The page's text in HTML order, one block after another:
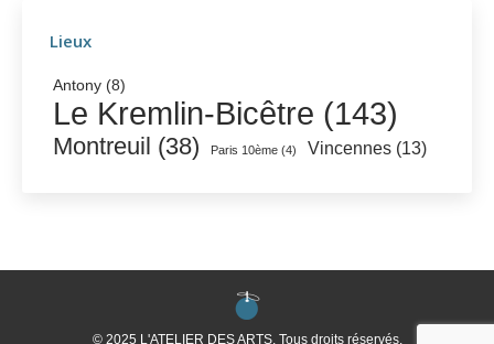
Lieux
Antony (8)
Le Kremlin-Bicêtre (143)
Montreuil (38) Paris 10ème (4) Vincennes (13)
© 2025 L'ATELIER DES ARTS. Tous droits réservés.